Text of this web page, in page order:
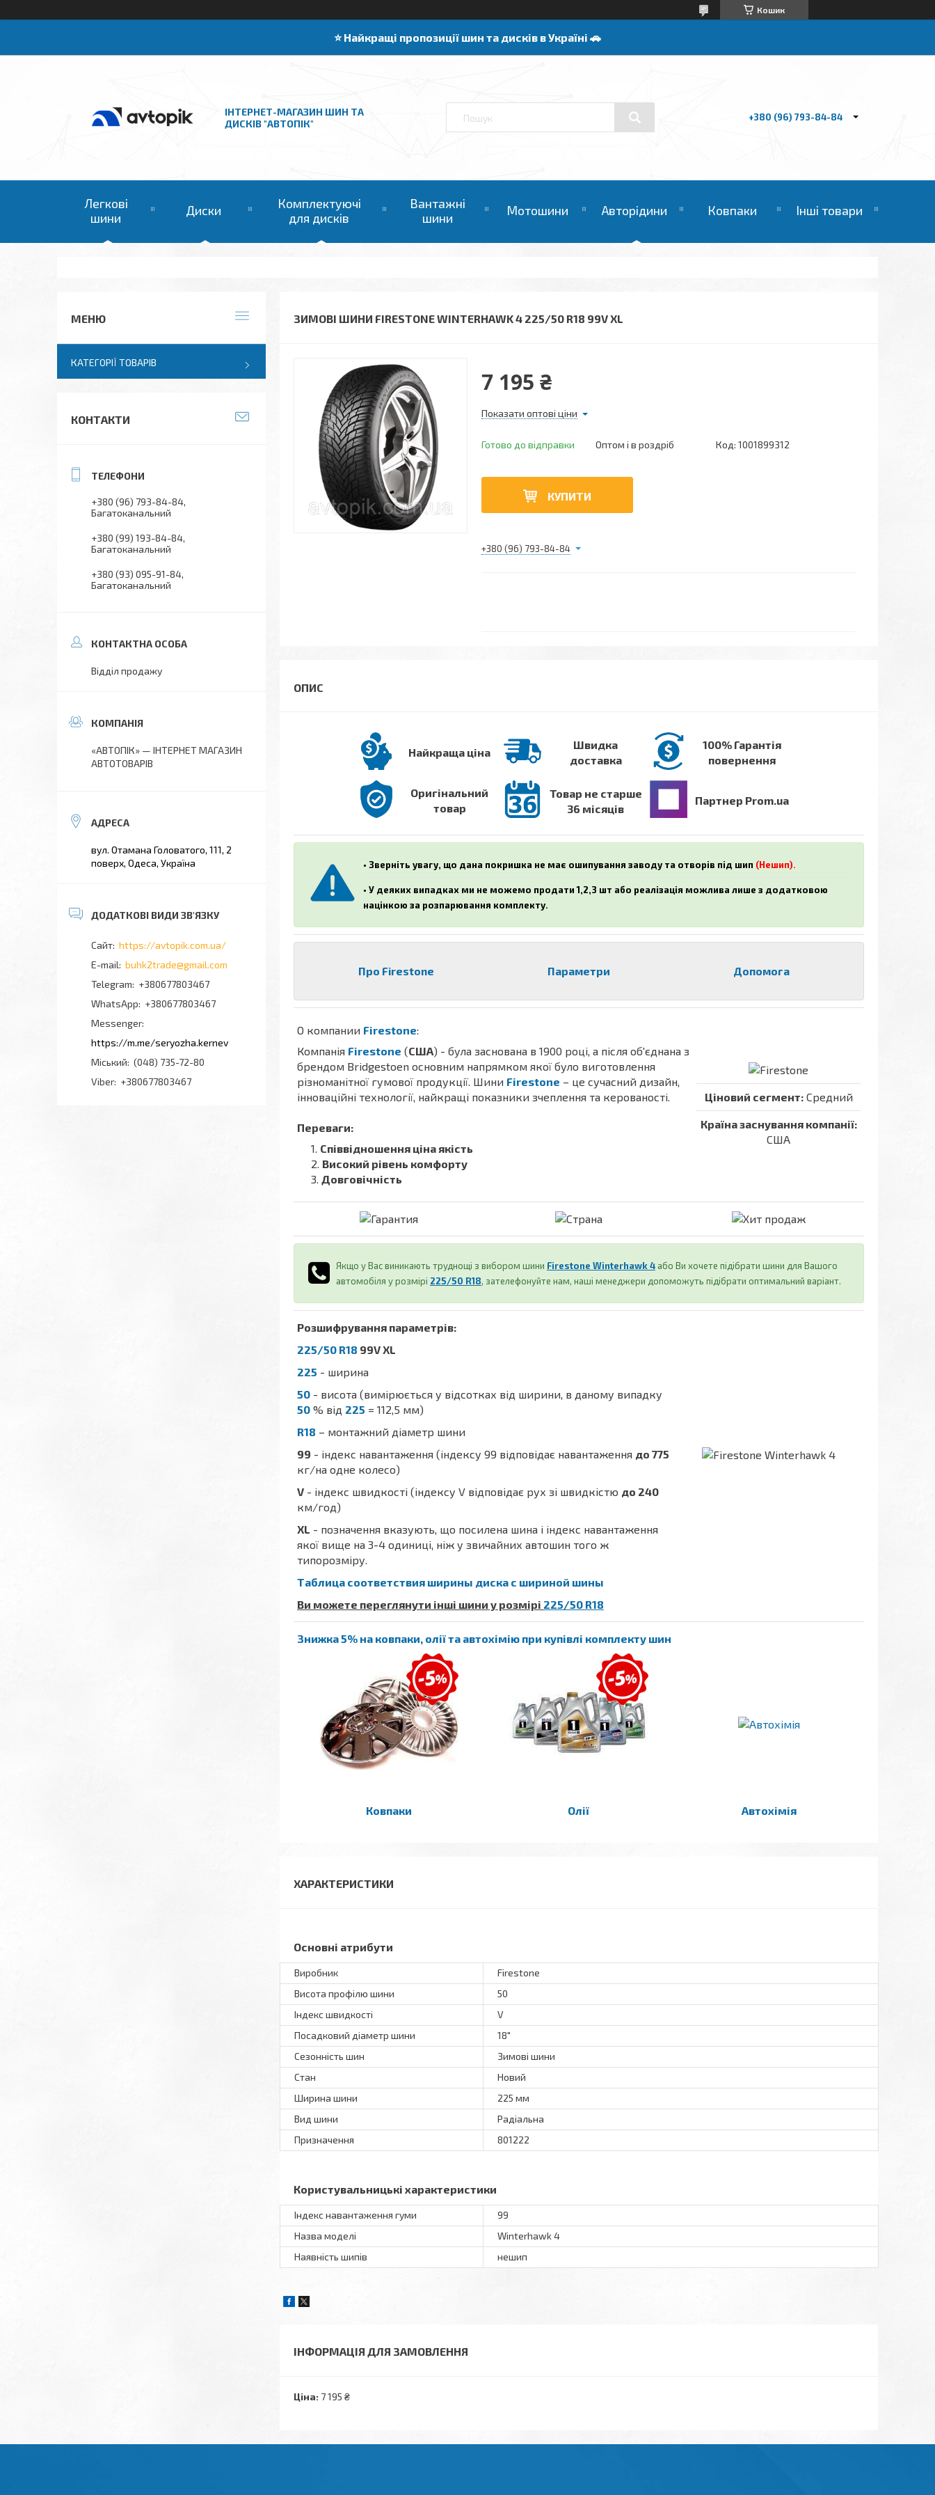
Кошик
⭐️ Найкращі пропозиції шин та дисків в Україні 🚗
ІНТЕРНЕТ-МАГАЗИН ШИН ТА
ДИСКІВ "АВТОПІК"
+380 (96) 793-84-84
Легкові
шини
Диски
Комплектуючі
для дисків
Вантажні
шини
Мотошини Авторідини Ковпаки Інші товари
ЗИМОВІ ШИНИ FIRESTONE WINTERHAWK 4 225/50 R18 99V XL
7 195 ₴
Показати оптові ціни
Готово до відправки Оптом і в роздріб Код: 1001899312
КУПИТИ
+380 (96) 793-84-84
Найкраща ціна
Швидка
доставка
100% Гарантія
повернення
Оригінальний
товар
Товар не старше
36 місяців
Партнер Prom.ua
• Зверніть увагу, що дана покришка не має ошипування заводу та отворів під шип (Нешип).
• У деяких випадках ми не можемо продати 1,2,3 шт або реалізація можлива лише з додатковою
націнкою за розпарювання комплекту.
Про Firestone Параметри Допомога
О компании Firestone:
Компанія Firestone (США) - була заснована в 1900 році, а після об'єднана з
брендом Bridgestoen основним напрямком якої було виготовлення
різноманітної гумової продукції. Шини Firestone – це сучасний дизайн,
інноваційні технології, найкращі показники зчеплення та керованості.
Переваги:
Співвідношення ціна якість
Високий рівень комфорту
Довговічність
Ціновий сегмент:Средний
Країна заснування компанії:
США
Якщо у Вас виникають труднощі з вибором шини Firestone Winterhawk 4або Ви хочете підібрати шини для Вашого
автомобіля у розмірі 225/50 R18, зателефонуйте нам, наші менеджери допоможуть підібрати оптимальний варіант.
Розшифрування параметрів:
225/50 R18 99V XL
225 - ширина
50 - висота (вимірюється у відсотках від ширини, в даному випадку
50 % від 225 = 112,5 мм)
R18 – монтажний діаметр шини
99 - індекс навантаження (індексу 99 відповідає навантаження до 775
кг/на одне колесо)
V - індекс швидкості (індексу V відповідає рух зі швидкістю до 240
км/год)
XL - позначення вказують, що посилена шина і індекс навантаження
якої вище на 3-4 одиниці, ніж у звичайних автошин того ж
типорозміру.
Таблица соответствия ширины диска с шириной шины
Ви можете переглянути інші шини у розмірі 225/50 R18
Знижка 5% на ковпаки, олії та автохімію при купівлі комплекту шин
Ковпаки Олії Автохімія
ХАРАКТЕРИСТИКИ
Основні атрибути
Виробник
Firestone
Висота профілю шини
50
Індекс швидкості
V
Посадковий діаметр шини
18"
Сезонність шин
Зимові шини
Стан
Новий
Ширина шини
225 мм
Вид шини
Радіальна
Призначення
801222
Користувальницькі характеристики
Індекс навантаження гуми
99
Назва моделі
Winterhawk 4
Наявність шипів
нешип
ІНФОРМАЦІЯ ДЛЯ ЗАМОВЛЕННЯ
Ціна: 7 195 ₴
КАТЕГОРІЇ ТОВАРІВ
КОНТАКТИ
+380 (96) 793-84-84
Багатоканальний
+380 (99) 193-84-84
Багатоканальний
+380 (93) 095-91-84
Багатоканальний
Відділ продажу
«АВТОПІК» — ІНТЕРНЕТ МАГАЗИН
АВТОТОВАРІВ
вул. Отамана Головатого, 111, 2
поверх, Одеса, Україна
https://avtopik.com.ua/
buhk2trade@gmail.com
+380677803467
+380677803467
Messenger
https://m.me/seryozha.kernev
Міський (048) 735-72-80
Viber +380677803467